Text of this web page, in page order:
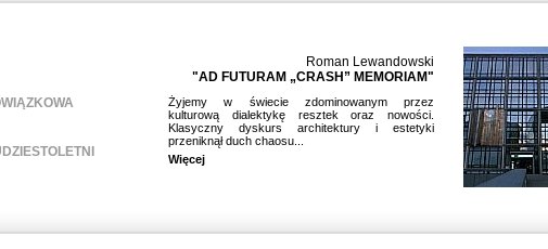
Roman Lewandowski
"AD FUTURAM „CRASH” MEMORIAM"
Żyjemy w świecie zdominowanym przez
kulturową dialektykę resztek oraz nowości.
Klasyczny dyskurs architektury i estetyki
przeniknął duch chaosu...
Więcej